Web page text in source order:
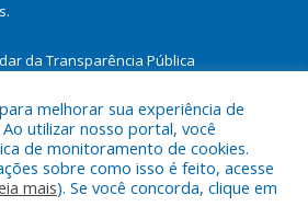
da Transparência Pública
a Prefeitura Municipal de
Cachoeira do Arari.
melhorar sua experiência de
utilizar nosso portal, você
de monitoramento de cookies.
sobre como isso é feito, acesse
mais). Se você concorda, clique em